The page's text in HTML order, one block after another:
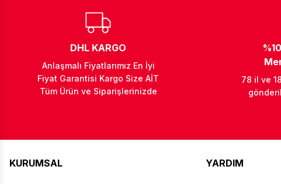
DHL KARGO
Anlaşmalı Fiyatlarımız En İyi
Fiyat Garantisi Kargo Size AİT
Tüm Ürün ve Siparişlerinizde
78 il ve
KURUMSAL YARDIM